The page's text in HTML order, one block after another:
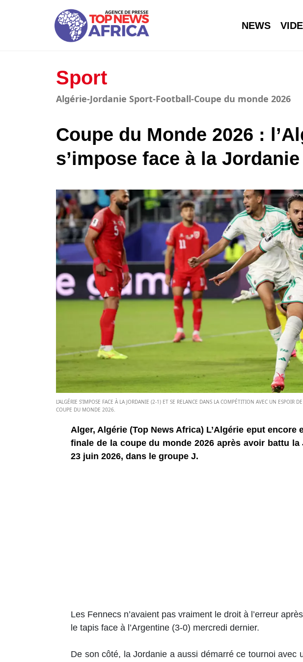
NEWS
Sport
Algérie-Jordanie Sport-Football-Coupe du monde 2026
Coupe du Monde 2026 :
s’impose face à la Jordanie
L’ALGÉRIE S’IMPOSE FACE À LA JORDANIE (2-1) ET SE RELANCE DANS LA COMPÉTITION AVEC UN ESPOIR
COUPE DU MONDE 2026.
Alger, Algérie (Top News Africa) L’Algérie eput encore
finale de la coupe du monde 2026 après avoir battu la
23 juin 2026, dans le groupe J.
Les Fennecs n’avaient pas vraiment le droit à l’erreur
le tapis face à l’Argentine (3-0) mercredi dernier.
De son côté, la Jordanie a aussi démarré ce tournoi avec